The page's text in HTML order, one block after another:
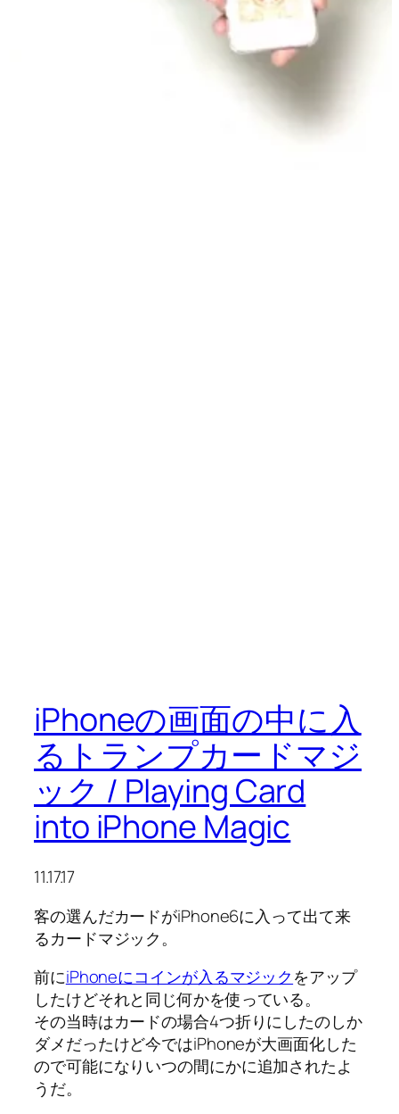
iPhoneの画面の中に入
るトランプカードマジ
ック / Playing Card
into iPhone Magic
11.17.17
客の選んだカードがiPhone6に入って出て来
るカードマジック。
前にiPhoneにコインが入るマジックをアップ
したけどそれと同じ何かを使っている。
その当時はカードの場合4つ折りにしたのしか
ダメだったけど今ではiPhoneが大画面化した
ので可能になりいつの間にかに追加されたよ
うだ。